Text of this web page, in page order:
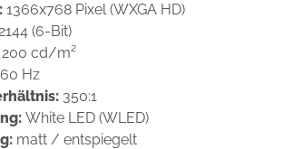
1366x768 Pixel (WXGA HD)
(6-Bit)
200 cd/m²
60 Hz
350:1
White LED (WLED)
matt / entspiegelt